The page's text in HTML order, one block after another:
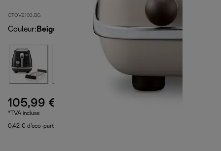
CTOV2103.BG
Couleur: Beige
105,99 €
*TVA incluse
0,42 € d’eco-part